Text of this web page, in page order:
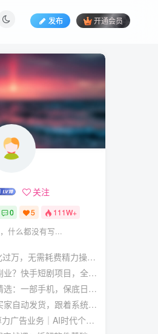
发布 开通会员
视频号暴力变现玩法，感
间绘画赛道，手机电脑
24天前 ￥ 5.9 58
（19404期）2026闲鱼
商高需求卖法，长期稳定
（19545期）AI短剧创
教
从零制作恶毒女配短
程
14天前
7月最新抖音Ai美女涨粉
，3天万粉，小白也能
起号涨粉变现
28天前
（19538期）人性思维格
视频教学：20W博主亲
标准化流程×字幕封面设
关注
0 5 111W+
什么都没有写...
耗费精力操作，稳健实现每月增收
动发布内容，不用熬夜做视频，轻松日入500+【揭秘】
日入500+，做就有收益，长期稳定！【揭秘】
着系统学拼多多虚拟月入1-5W【揭秘】
务｜AI时代个人或工作室新赛道